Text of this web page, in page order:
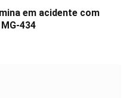
em acidente com
434